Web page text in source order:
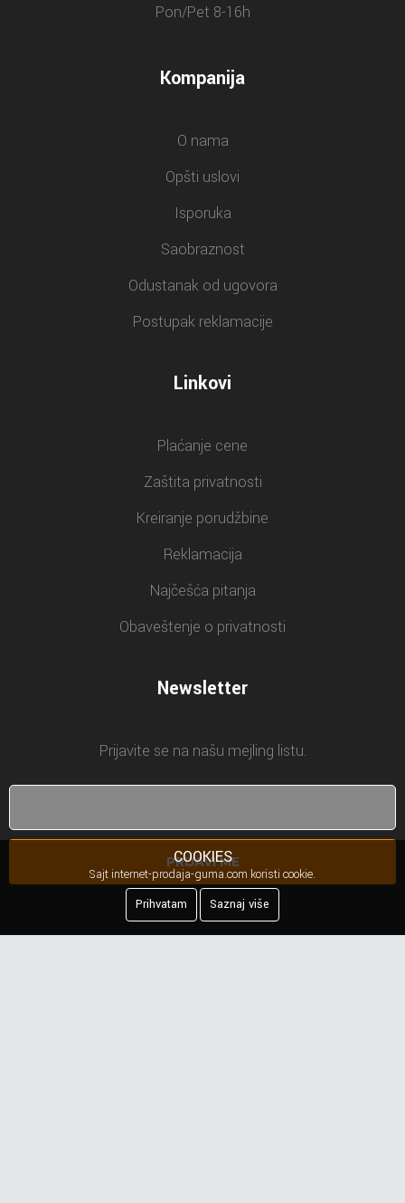
Pon/Pet 8-16h
Kompanija
O nama
Opšti uslovi
Isporuka
Saobraznost
Odustanak od ugovora
Postupak reklamacije
Linkovi
Plaćanje cene
Zaštita privatnosti
Kreiranje porudžbine
Reklamacija
Najčešća pitanja
Obaveštenje o privatnosti
Newsletter
Prijavite se na našu mejling listu.
PRIJAVI ME
COOKIES
Sajt internet-prodaja-guma.com koristi cookie.
Prihvatam
Saznaj više